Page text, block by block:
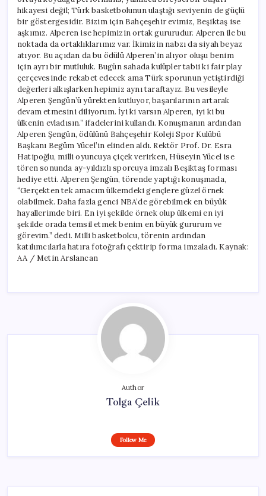
hikayesi değil; Türk basketbolunun ulaştığı seviyenin de güçlü
bir göstergesidir. Bizim için Bahçeşehir evimiz, Beşiktaş ise
aşkımız. Alperen ise hepimizin ortak gururudur. Alperen ile bu
noktada da ortaklıklarımız var. İkimizin nabzı da siyah beyaz
atıyor. Bu açıdan da bu ödülü Alperen’in alıyor oluşu benim
için ayrı bir mutluluk. Bugün sahada kulüpler tabii ki fair play
çerçevesinde rekabet edecek ama Türk sporunun yetiştirdiği
değerleri alkışlarken hepimiz aynı taraftayız. Bu vesileyle
Alperen Şengün’ü yürekten kutluyor, başarılarının artarak
devam etmesini diliyorum. İyi ki varsın Alperen, iyi ki bu
ülkenin evladısın.” ifadelerini kullandı. Konuşmanın ardından
Alperen Şengün, ödülünü Bahçeşehir Koleji Spor Kulübü
Başkanı Begüm Yücel’in elinden aldı. Rektör Prof. Dr. Esra
Hatipoğlu, milli oyuncuya çiçek verirken, Hüseyin Yücel ise
tören sonunda ay-yıldızlı sporcuya imzalı Beşiktaş forması
hediye etti. Alperen Şengün, törende yaptığı konuşmada,
“Gerçekten tek amacım ülkemdeki gençlere güzel örnek
olabilmek. Daha fazla genci NBA’de görebilmek en büyük
hayallerimde biri. En iyi şekilde örnek olup ülkemi en iyi
şekilde orada temsil etmek benim en büyük gururum ve
görevim.” dedi. Milli basketbolcu, törenin ardından
katılımcılarla hatıra fotoğrafı çektirip forma imzaladı. Kaynak:
AA / Metin Arslancan
Author
Tolga Çelik
Follow Me